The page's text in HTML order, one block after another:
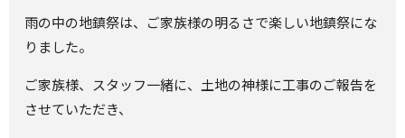
雨の中の地鎮祭は、ご家族様の明るさで楽しい地鎮祭にな
りました。
ご家族様、スタッフ一緒に、土地の神様に工事のご報告を
させていただき、